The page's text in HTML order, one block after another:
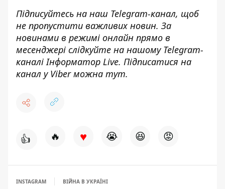
Підписуйтесь на наш Telegram-канал, щоб
не пропустити важливих новин. За
новинами в режимі онлайн прямо в
месенджері слідкуйте на нашому Telegram-
каналі Інформатор Live. Підписатися на
канал у Viber можна тут.
👍 🔥 ♥ 😭 😆 😡
INSTAGRAM ВІЙНА В УКРАЇНІ